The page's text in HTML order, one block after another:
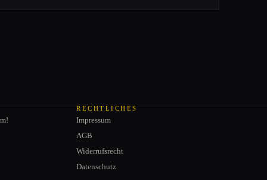
RECHTLICHES
Impressum
AGB
Widerrufsrecht
Datenschutz